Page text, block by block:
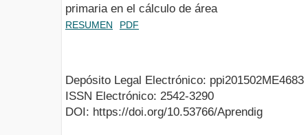
primaria en el cálculo de área
RESUMEN PDF
Depósito Legal Electrónico: ppi201502ME4683
ISSN Electrónico: 2542-3290
DOI: https://doi.org/10.53766/Aprendig